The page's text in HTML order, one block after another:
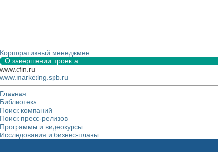
Корпоративный менеджмент
О завершении проекта
www.cfin.ru
www.marketing.spb.ru
Главная
Библиотека
Поиск компаний
Поиск пресс-релизов
Программы и видеокурсы
Исследования и бизнес-планы